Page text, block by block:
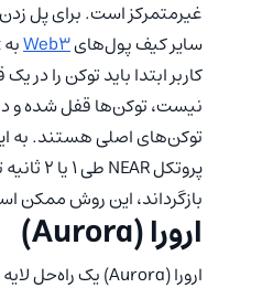
سایر کیف پول‌هایWeb3به NEAR Wallet ارسال و دریافت کنند.
کاربر ابتدا باید توکن را
توکن‌های اصلی هستند. به
پروتکل NEAR طی 1 یا 2 ثانیه تایید شده و کارمزد آن‌ها کمتر از 1
بازگرداند، این روش
ارورا (Aurora)